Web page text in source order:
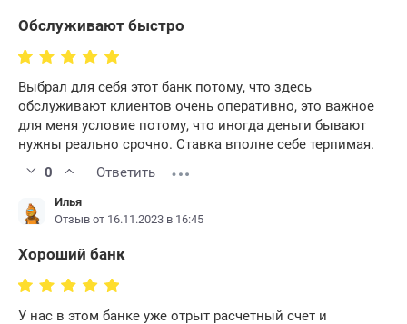
Обслуживают быстро
Выбрал для себя этот банк потому, что здесь
обслуживают клиентов очень оперативно, это важное
для меня условие потому, что иногда деньги бывают
нужны реально срочно. Ставка вполне себе терпимая.
0
Ответить
Илья
Отзыв от 16.11.2023 в 16:45
Хороший банк
У нас в этом банке уже отрыт расчетный счет и